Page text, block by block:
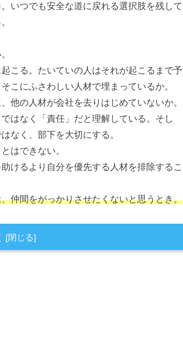
いつでも安全な道に戻れる選択肢を残して
こる。たいていの人はそれが起こるまで予
こにふさわしい人材で埋まっているか。
他の人材が会社を去りはじめていないか。
はなく「責任」だと理解している。そし
なく、部下を大切にする。
はできない。
けるより自分を優先する人材を排除するこ
仲間をがっかりさせたくないと思うとき。